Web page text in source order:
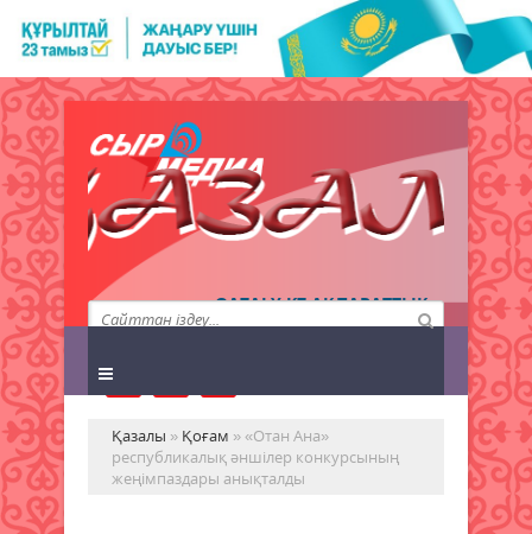
QAZALY.KZ АҚПАРАТТЫҚ
АГЕНТТІГІ
Қазалы » Қоғам » «Отан Ана»
республикалық әншілер конкурсының
жеңімпаздары анықталды